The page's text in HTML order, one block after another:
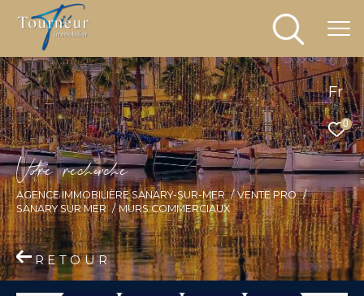
Fr
0
Vore recece
AGENCE IMMOBILIÈRE SANARY-SUR-MER
VENTE PRO
SANARY SUR MER
MURS COMMERCIAUX
RETOUR